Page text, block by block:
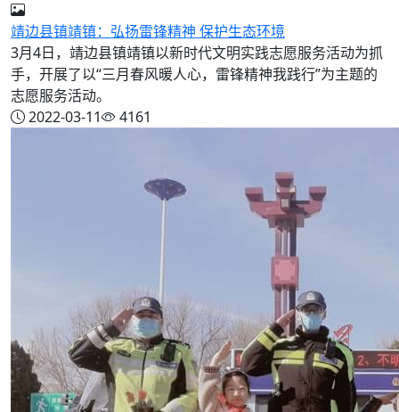
靖边县镇靖镇：弘扬雷锋精神 保护生态环境
3月4日，靖边县镇靖镇以新时代文明实践志愿服务活动为抓
手，开展了以“三月春风暖人心，雷锋精神我践行”为主题的
志愿服务活动。
2022-03-11
4161